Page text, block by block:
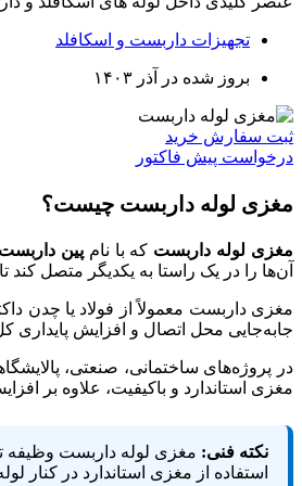
تجهیزات داربست و اسکافلد
بروز شده در آذر ۱۴۰۳
ثبت سفارش خرید
درخواست پیش فاکتور
مغزی لوله داربست چیست؟
مغزی لوله داربست که با نامپین داربست
آن‌ها را در یک راستا به یکدیگر متصل کند
مغزی داربست معمولاً از فولاد یا چدن
جابه‌جایی محل اتصال و افزایش
در پروژه‌های ساختمانی، صنعتی،
مغزی استاندارد و باکیفیت، علاوه بر
نکته فنی: مغزی لوله داربست وظیفه
استفاده از مغزی استاندارد در